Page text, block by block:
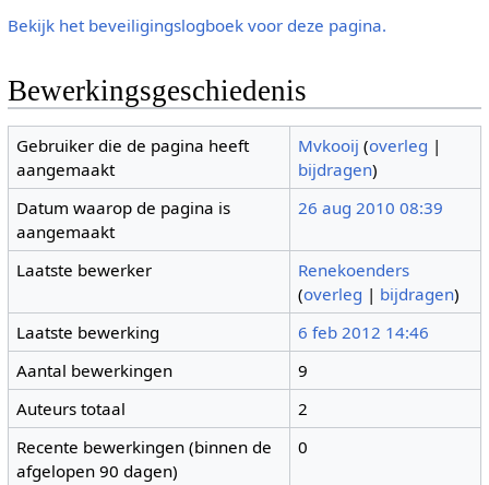
Bekijk het beveiligingslogboek voor deze pagina.
Bewerkingsgeschiedenis
Gebruiker die de pagina heeft
aangemaakt
Mvkooij (overleg |
bijdragen)
Datum waarop de pagina is
aangemaakt
26 aug 2010 08:39
Laatste bewerker
Renekoenders
(overleg | bijdragen)
Laatste bewerking
6 feb 2012 14:46
Aantal bewerkingen
9
Auteurs totaal
2
Recente bewerkingen (binnen de
afgelopen 90 dagen)
0